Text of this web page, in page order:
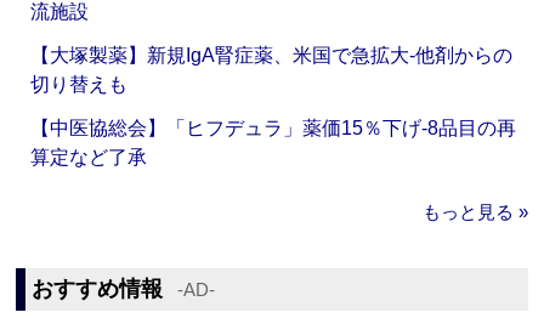
流施設
【大塚製薬】新規IgA腎症薬、米国で急拡大‐他剤からの
切り替えも
【中医協総会】「ヒフデュラ」薬価15％下げ‐8品目の再
算定など了承
もっと見る »
おすすめ情報 ‐AD‐